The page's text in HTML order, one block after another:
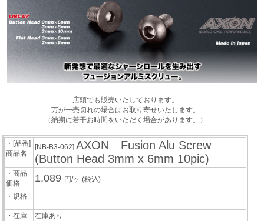
店頭でも販売いたしております。
万が一売切れの場合はお取り寄せいたします。
（納期に若干お時間をいただく場合があります。）
・[品番]
商品名
[NB-B3-062]AXON Fusion Alu Screw
(Button Head 3mm x 6mm 10pic)
・商品
価格
1,089 円/ヶ(税込)
・規格
・在庫
在庫あり